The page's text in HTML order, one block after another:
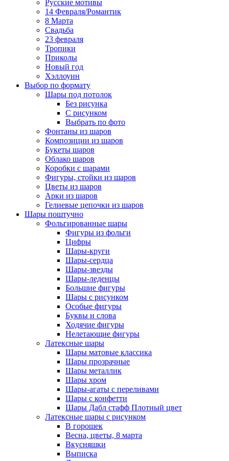
Русские мотивы
14 Февраля/Романтик
8 Марта
Свадьба
23 февраля
Тропики
Приколы
Новый год
Хэллоуин
Выбор по формату
Шары под потолок
Без рисунка
С рисунком
Выбрать по фото
Фонтаны из шаров
Композиции из шаров
Букеты шаров
Облако шаров
Коробки с шарами
Фигуры, стойки из шаров
Цветы из шаров
Арки из шаров
Гелиевые цепочки из шаров
Шары поштучно
Фольгированные шары
Фигуры из фольги
Цифры
Шары-круги
Шары-сердца
Шары-звезды
Шары-леденцы
Большие фигуры
Шары с рисунком
Особые фигуры
Буквы и слова
Ходячие фигуры
Нелетающие фигуры
Латексные шары
Шары матовые классика
Шары прозрачные
Шары металлик
Шары хром
Шары-агаты с переливами
Шары с конфетти
Шары Дабл стафф Плотный цвет
Латексные шары с рисунком
В горошек
Весна, цветы, 8 марта
Вкусняшки
Выписка